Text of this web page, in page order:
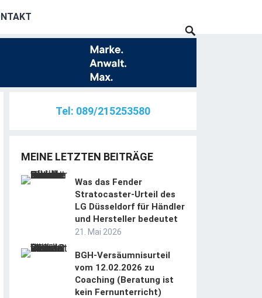
Tel: 089/215253580
MEINE LETZTEN BEITRÄGE
Was das Fender
Stratocaster-Urteil des
LG Düsseldorf für Händler
und Hersteller bedeutet
21. Mai 2026
BGH-Versäumnisurteil
vom 12.02.2026 zu
Coaching (Beratung ist
kein Fernunterricht)